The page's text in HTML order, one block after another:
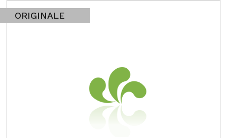
ORIGINALE